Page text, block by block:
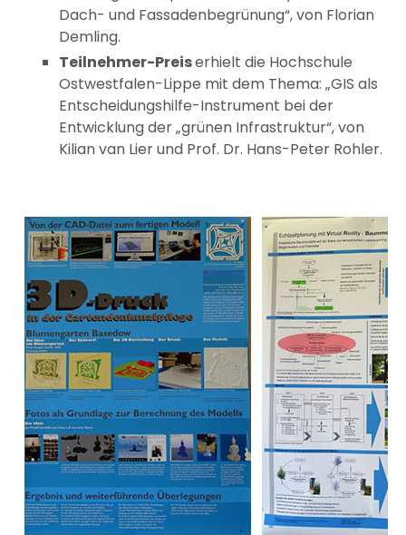
Dach- und Fassadenbegrünung“, von Florian
Demling.
Teilnehmer-Preiserhielt die Hochschule
Ostwestfalen-Lippe mit dem Thema: „GIS als
Entscheidungshilfe-Instrument bei der
Entwicklung der „grünen Infrastruktur“, von
Kilian van Lier und Prof. Dr. Hans-Peter Rohler.